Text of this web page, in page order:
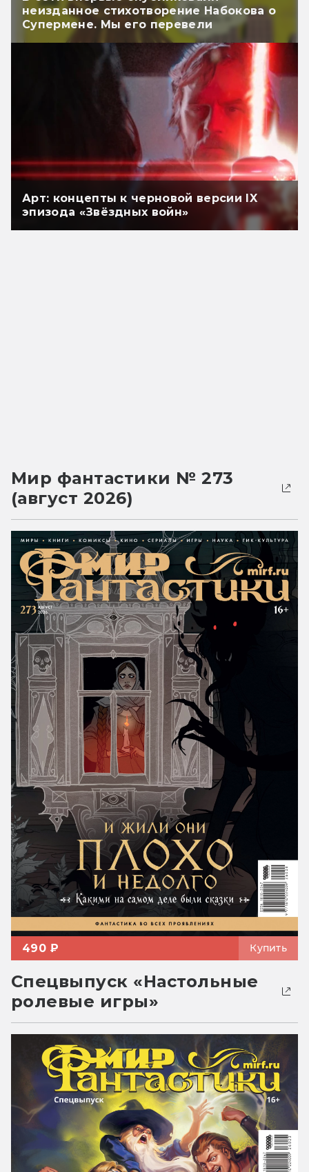
неизданное стихотворение Набокова о
Супермене. Мы его перевели
Арт: концепты к черновой версии IX
эпизода «Звёздных войн»
Мир фантастики № 273
(август 2026)
490 ₽ Купить
Спецвыпуск «Настольные
ролевые игры»